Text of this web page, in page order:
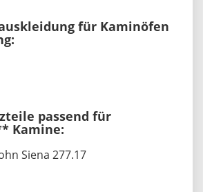
für Kaminöfen
passend für
Kamine:
Siena 277.17